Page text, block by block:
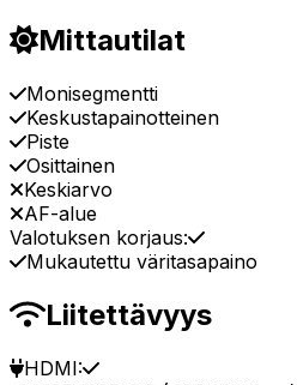
Mittautilat
Monisegmentti
Keskustapainotteinen
Piste
Osittainen
Keskiarvo
AF-alue
Valotuksen korjaus:
Mukautettu väritasapaino
Liitettävyys
HDMI: